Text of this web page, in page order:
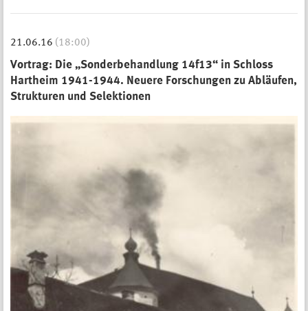
21.06.16 (18:00)
Vortrag: Die „Sonderbehandlung 14f13“ in Schloss
Hartheim 1941-1944. Neuere Forschungen zu Abläufen,
Strukturen und Selektionen